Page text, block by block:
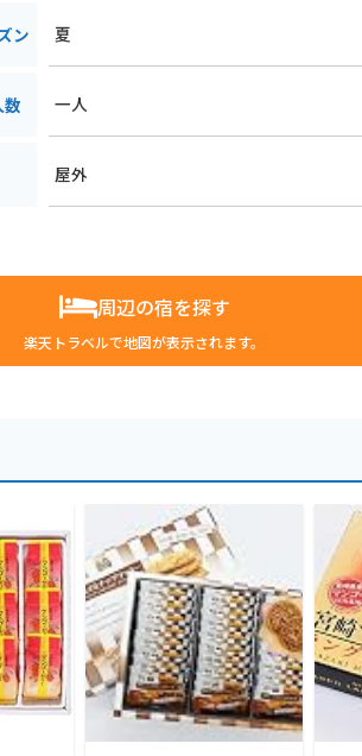
ン 夏
一人
屋外
周辺の宿を探す
楽天トラベルで地図が表示されます。